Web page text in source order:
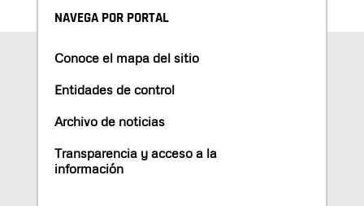
NAVEGA POR PORTAL
Conoce el mapa del sitio
Entidades de control
Archivo de noticias
Transparencia y acceso a la
información